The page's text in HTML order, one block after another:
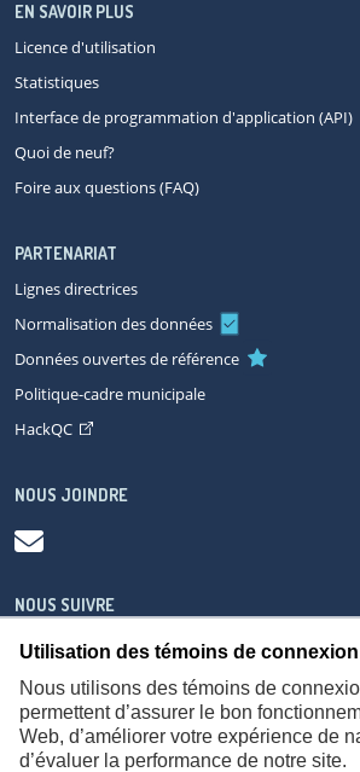
Utilisation des témoins de connexion
Nous utilisons des témoins de
permettent d’assurer le bon
Web, d’améliorer votre expérience de
d’évaluer la performance de notre site.
EN SAVOIR PLUS
Licence d'utilisation
Statistiques
Interface de programmation d'application (API)
Quoi de neuf?
Foire aux questions (FAQ)
PARTENARIAT
Lignes directrices
Normalisation des données
Données ouvertes de référence
Politique-cadre municipale
HackQC
NOUS JOINDRE
NOUS SUIVRE
À propos Accessibilité Plan du site